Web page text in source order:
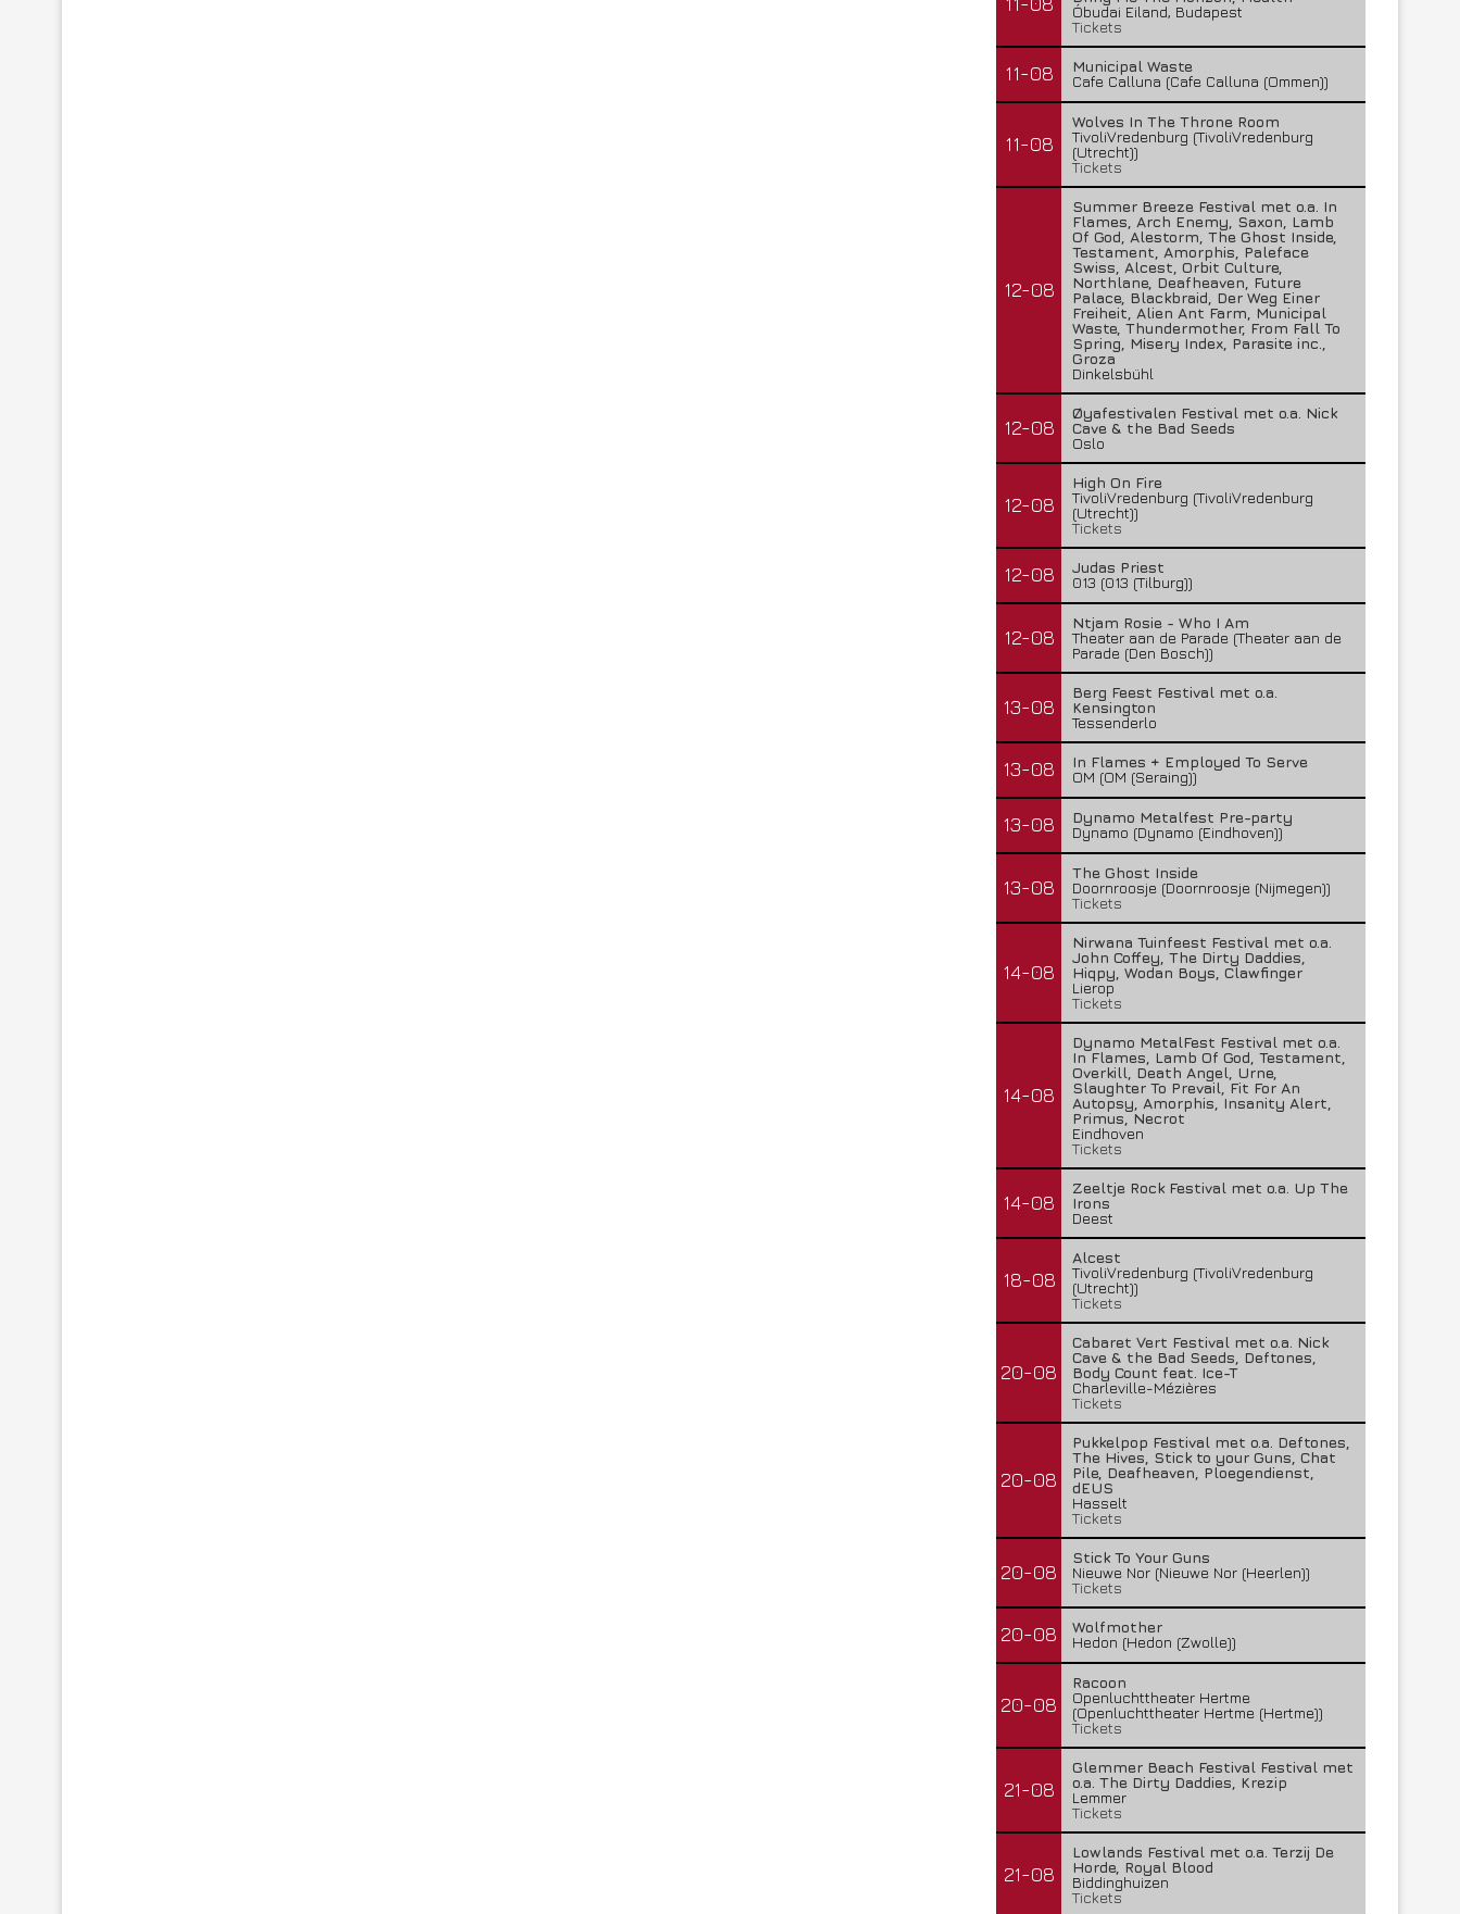
Óbudai Eiland, Budapest
Tickets
11-08
Municipal Waste
Cafe Calluna (Cafe Calluna (Ommen))
11-08
Wolves In The Throne Room
TivoliVredenburg (TivoliVredenburg
(Utrecht))
Tickets
12-08
Summer Breeze Festival met o.a. In
Flames, Arch Enemy, Saxon, Lamb
Of God, Alestorm, The Ghost Inside,
Testament, Amorphis, Paleface
Swiss, Alcest, Orbit Culture,
Northlane, Deafheaven, Future
Palace, Blackbraid, Der Weg Einer
Freiheit, Alien Ant Farm, Municipal
Waste, Thundermother, From Fall To
Spring, Misery Index, Parasite inc.,
Groza
Dinkelsbühl
12-08
Øyafestivalen Festival met o.a. Nick
Cave & the Bad Seeds
Oslo
12-08
High On Fire
TivoliVredenburg (TivoliVredenburg
(Utrecht))
Tickets
12-08
Judas Priest
013 (013 (Tilburg))
12-08
Ntjam Rosie - Who I Am
Theater aan de Parade (Theater aan de
Parade (Den Bosch))
13-08
Berg Feest Festival met o.a.
Kensington
Tessenderlo
13-08
In Flames + Employed To Serve
OM (OM (Seraing))
13-08
Dynamo Metalfest Pre-party
Dynamo (Dynamo (Eindhoven))
13-08
The Ghost Inside
Doornroosje (Doornroosje (Nijmegen))
Tickets
14-08
Nirwana Tuinfeest Festival met o.a.
John Coffey, The Dirty Daddies,
Hiqpy, Wodan Boys, Clawfinger
Lierop
Tickets
14-08
Dynamo MetalFest Festival met o.a.
In Flames, Lamb Of God, Testament,
Overkill, Death Angel, Urne,
Slaughter To Prevail, Fit For An
Autopsy, Amorphis, Insanity Alert,
Primus, Necrot
Eindhoven
Tickets
14-08
Zeeltje Rock Festival met o.a. Up The
Irons
Deest
18-08
Alcest
TivoliVredenburg (TivoliVredenburg
(Utrecht))
Tickets
20-08
Cabaret Vert Festival met o.a. Nick
Cave & the Bad Seeds, Deftones,
Body Count feat. Ice-T
Charleville-Mézières
Tickets
20-08
Pukkelpop Festival met o.a. Deftones,
The Hives, Stick to your Guns, Chat
Pile, Deafheaven, Ploegendienst,
dEUS
Hasselt
Tickets
20-08
Stick To Your Guns
Nieuwe Nor (Nieuwe Nor (Heerlen))
Tickets
20-08
Wolfmother
Hedon (Hedon (Zwolle))
20-08
Racoon
Openluchttheater Hertme
(Openluchttheater Hertme (Hertme))
Tickets
21-08
Glemmer Beach Festival Festival met
o.a. The Dirty Daddies, Krezip
Lemmer
Tickets
21-08
Lowlands Festival met o.a. Terzij De
Horde, Royal Blood
Biddinghuizen
Tickets